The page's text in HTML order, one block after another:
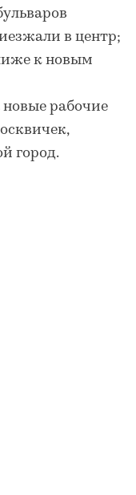
в центр;
к новым
рабочие
город.